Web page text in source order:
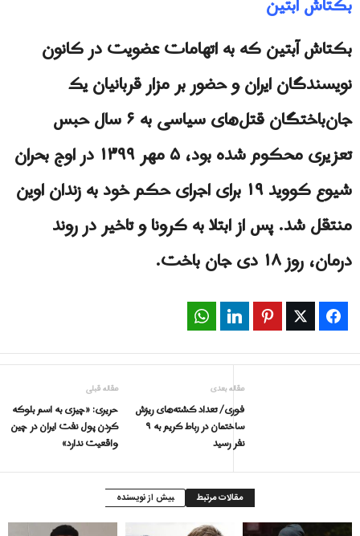
بکتاش آبتین که به اتهامات عضویت در کانون
نویسندگان ایران و حضور بر مزار قربانیان یک
جان‌باختگان قتل‌های سیاسی به ۶ سال حبس
تعزیری محکوم شده بود، ۵ مهر ۱۳۹۹ در اوج بحران
شیوع کووید ۱۹ برای اجرای حکم خود به زندان اوین
منتقل شد. پس از ابتلا به کرونا و تاخیر در روند
درمان، روز ۱۸ دی جان باخت.
Facebook
Twitter
Pinterest
LinkedIn
مقاله قبلی
حریری: «چیزی به اسم بلوکه
کردن پول نفت ایران در چین
واقعیت ندارد»
مقاله بعدی
فورى/ تعداد کشته‌های ریزش
ساختمان در رباط کریم به ۹
نفر رسید
مقالات مرتبط بیش از نویسنده